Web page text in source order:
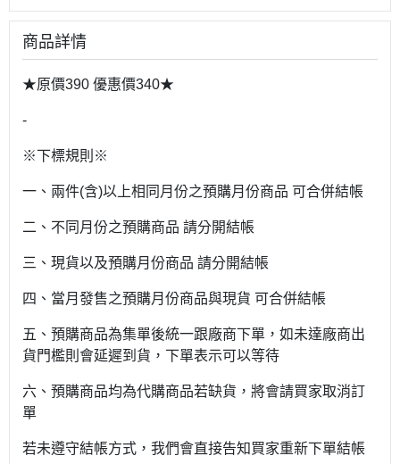
商品詳情
★原價390 優惠價340★
-
※下標規則※
一、兩件(含)以上相同月份之預購月份商品 可合併結帳
二、不同月份之預購商品 請分開結帳
三、現貨以及預購月份商品 請分開結帳
四、當月發售之預購月份商品與現貨 可合併結帳
五、預購商品為集單後統一跟廠商下單，如未達廠商出
貨門檻則會延遲到貨，下單表示可以等待
六、預購商品均為代購商品若缺貨，將會請買家取消訂
單
若未遵守結帳方式，我們會直接告知買家重新下單結帳